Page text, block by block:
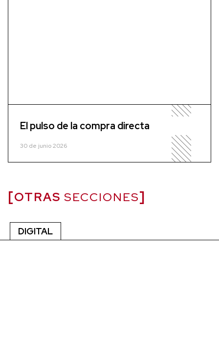
El pulso de la compra directa
30 de junio 2026
OTRAS SECCIONES
DIGITAL